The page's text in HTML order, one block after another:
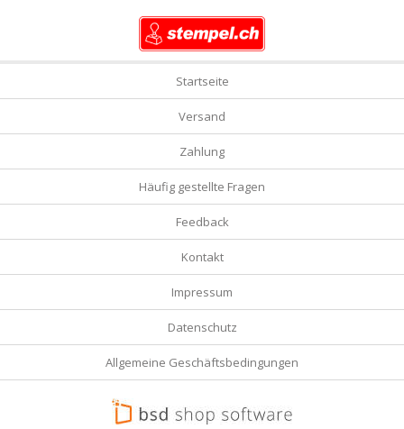
Startseite
Versand
Zahlung
Häufig gestellte Fragen
Feedback
Kontakt
Impressum
Datenschutz
Allgemeine Geschäftsbedingungen